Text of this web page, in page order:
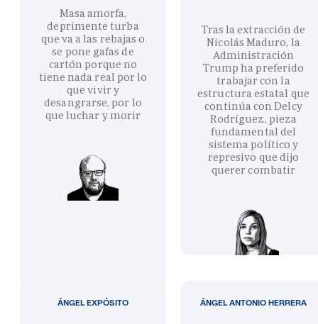
Masa amorfa,
deprimente turba
que va a las rebajas o
se pone gafas de
cartón porque no
tiene nada real por lo
que vivir y
desangrarse, por lo
que luchar y morir
Tras la extracción de
Nicolás Maduro, la
Administración
Trump ha preferido
trabajar con la
estructura estatal que
continúa con Delcy
Rodríguez, pieza
fundamental del
sistema político y
represivo que dijo
querer combatir
ÁNGEL EXPÓSITO ÁNGEL ANTONIO HERRERA